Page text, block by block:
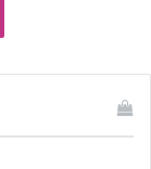
создает
его
фрагментах,
читатель